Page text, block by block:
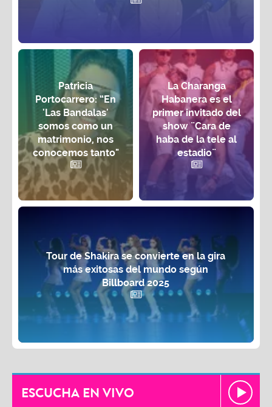
Patricia
Portocarrero: “En
'Las Bandalas'
somos como un
matrimonio, nos
conocemos tanto"
La Charanga
Habanera es el
primer invitado del
show ¨Cara de
haba de la tele al
estadio¨
Tour de Shakira se convierte en la gira
más exitosas del mundo según
Billboard 2025
ESCUCHA EN VIVO